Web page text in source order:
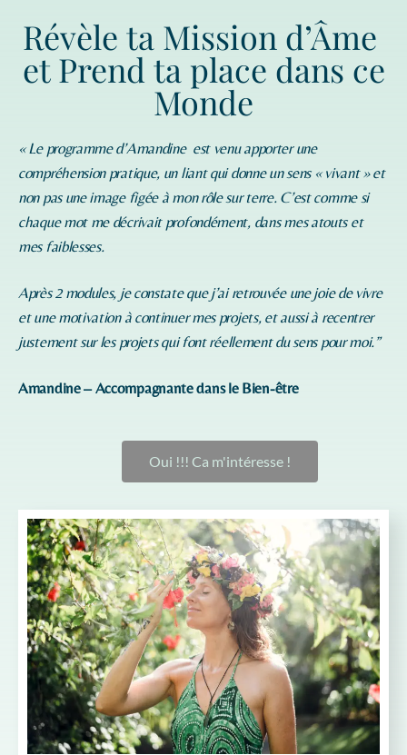
Révèle ta Mission d’Âme
et Prend ta place dans ce
Monde
« Le programme d’Amandineest venu apporter une
compréhension pratique, un liant qui donne un sens « vivant » et
non pas une image figée à mon rôle sur terre. C’est comme si
chaque mot me décrivait profondément, dans mes atouts et
mes faiblesses.
Après 2 modules, je constate que j’ai retrouvée une joie de vivre
et une motivation à continuer mes projets, et aussi à recentrer
justement sur les projets qui font réellement du sens pour moi.”
Amandine – Accompagnante dans le Bien-être
Oui !!! Ca m'intéresse !